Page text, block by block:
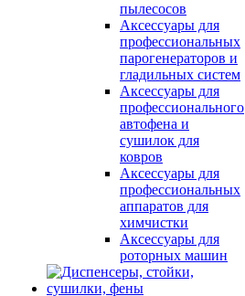
пылесосов
Аксессуары для
профессиональных
парогенераторов и
гладильных систем
Аксессуары для
профессионального
автофена и
сушилок для
ковров
Аксессуары для
профессиональных
аппаратов для
химчистки
Аксессуары для
роторных машин